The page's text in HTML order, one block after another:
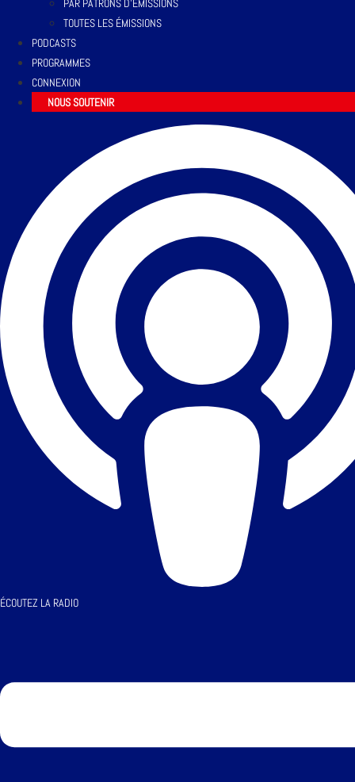
PAR PATRONS D’ÉMISSIONS
TOUTES LES ÉMISSIONS
PODCASTS
PROGRAMMES
CONNEXION
NOUS SOUTENIR
ÉCOUTEZ LA RADIO